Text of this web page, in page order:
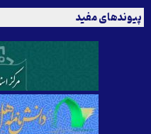
پیوندهای مفید